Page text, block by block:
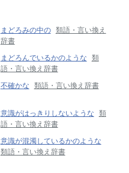
まどろみの中の 類語・言い換え
辞書
まどろんでいるかのような
類
語・言い換え辞書
不確かな 類語・言い換え辞書
意識がはっきりしないような
類
語・言い換え辞書
意識が混濁しているかのような
類語・言い換え辞書